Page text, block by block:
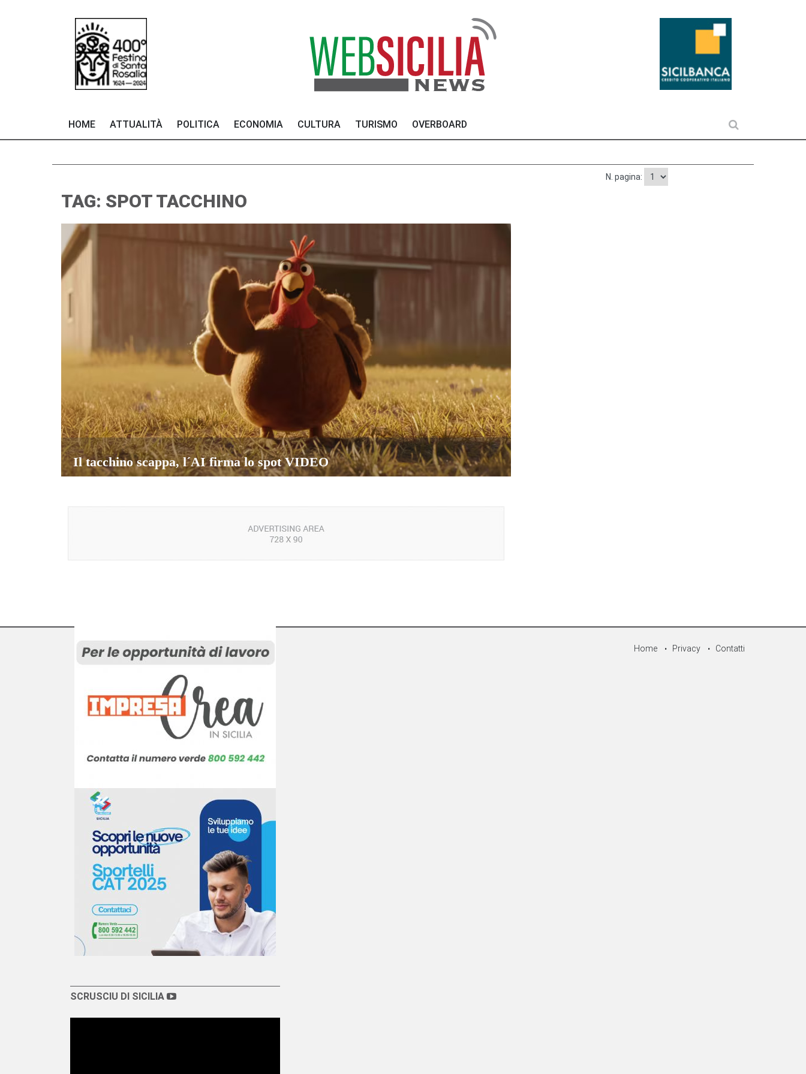
HOME ATTUALITÀ POLITICA ECONOMIA CULTURA TURISMO OVERBOARD
TAG: SPOT TACCHINO
Il tacchino scappa, l´AI firma lo spot VIDEO
N. pagina:
SCRUSCIU DI SICILIA
Home Privacy Contatti